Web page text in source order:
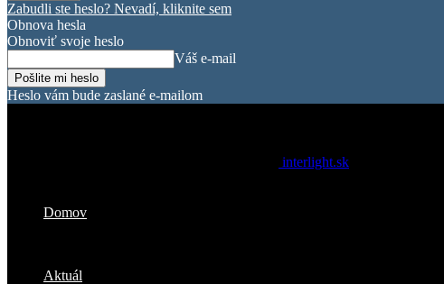
Zabudli ste heslo? Nevadí, kliknite sem
Obnova hesla
Obnoviť svoje heslo
Váš e-mail
Heslo vám bude zaslané e-mailom
interlight.sk
Domov
Aktuál